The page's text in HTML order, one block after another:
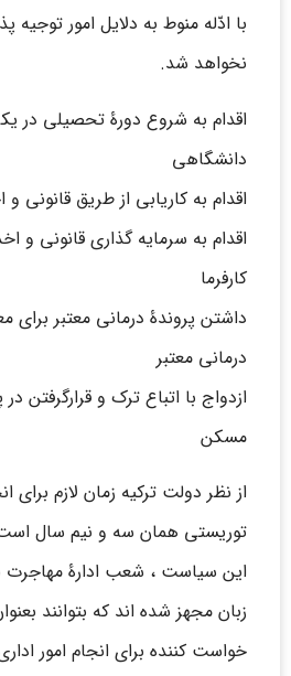
با ادّله منوط به دلایل امور توجیه
نخواهد شد.
اقدام به شروع دورۀ تحصیلی در
دانشگاهی
اقدام به کاریابی از طریق قانونی
اقدام به سرمایه گذاری قانونی و
کارفرما
داشتن پروندۀ درمانی معتبر برای
درمانی معتبر
ازدواج با اتباع ترک و قرارگرفتن
مسکن
از نظر دولت ترکیه زمان لازم برای
توریستی همان سه و نیم سال
این سیاست ، شعب ادارۀ مهاجرت
زبان مجهز شده اند که بتوانند
خواست کننده برای انجام امور